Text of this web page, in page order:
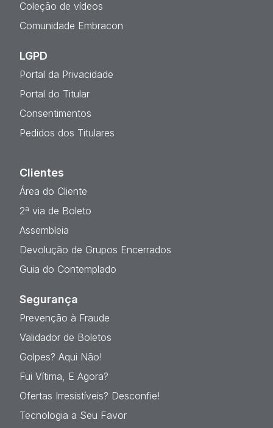
Coleção de vídeos
Comunidade Embracon
LGPD
Portal da Privacidade
Portal do Titular
Consentimentos
Pedidos dos Titulares
Clientes
Área do Cliente
2ª via de Boleto
Assembleia
Devolução de Grupos Encerrados
Guia do Contemplado
Segurança
Prevenção à Fraude
Validador de Boletos
Golpes? Aqui Não!
Fui Vítima, E Agora?
Ofertas Irresistíveis? Desconfie!
Tecnologia a Seu Favor